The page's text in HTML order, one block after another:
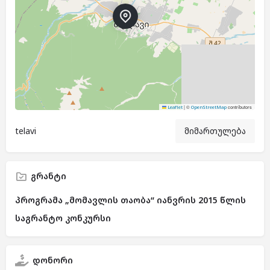
Leaflet |© OpenStreetMap contributors
telavi მიმართულება
გრანტი
პროგრამა „მომავლის თაობა“ იანვრის 2015 წლის
საგრანტო კონკურსი
დონორი